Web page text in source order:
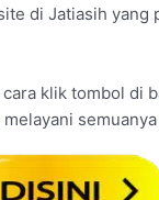
di Jatiasih
klik tombol di